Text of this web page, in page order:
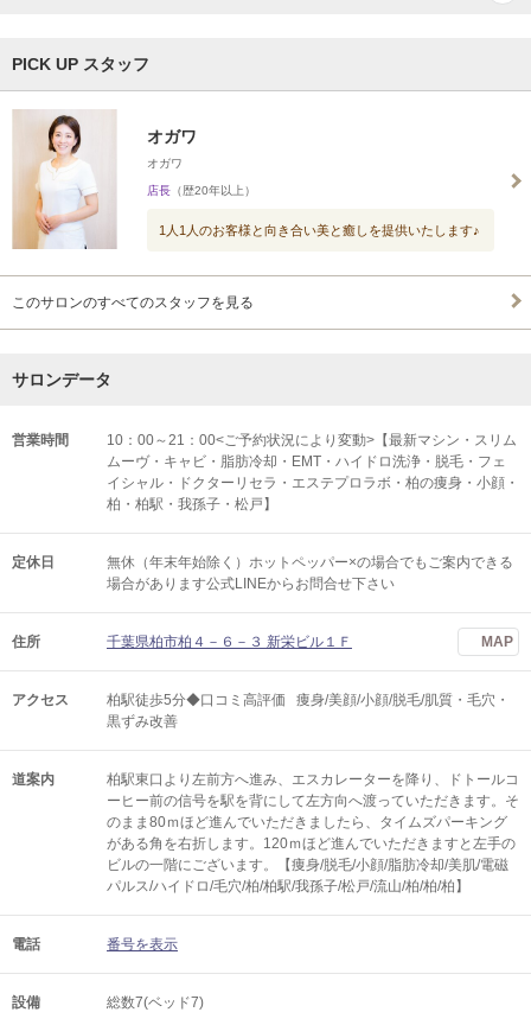
PICK UP スタッフ
オガワ
オガワ
店長 （歴20年以上）
1人1人のお客様と向き合い美と癒しを提供いたします♪
このサロンのすべてのスタッフを見る
サロンデータ
営業時間
10：00～21：00<ご予約状況により変動>【最新マシン・スリム
ムーヴ・キャビ・脂肪冷却・EMT・ハイドロ洗浄・脱毛・フェ
イシャル・ドクターリセラ・エステプロラボ・柏の痩身・小顔・
柏・柏駅・我孫子・松戸】
定休日
無休（年末年始除く）ホットペッパー×の場合でもご案内できる
場合があります公式LINEからお問合せ下さい
住所 千葉県柏市柏４－６－３ 新栄ビル１Ｆ MAP
アクセス
柏駅徒歩5分◆口コミ高評価 痩身/美顔/小顔/脱毛/肌質・毛穴・
黒ずみ改善
道案内
柏駅東口より左前方へ進み、エスカレーターを降り、ドトールコ
ーヒー前の信号を駅を背にして左方向へ渡っていただきます。そ
のまま80ｍほど進んでいただきましたら、タイムズパーキング
がある角を右折します。120ｍほど進んでいただきますと左手の
ビルの一階にございます。【痩身/脱毛/小顔/脂肪冷却/美肌/電磁
パルス/ハイドロ/毛穴/柏/柏駅/我孫子/松戸/流山/柏/柏/柏】
電話 番号を表示
設備 総数7(ベッド7)